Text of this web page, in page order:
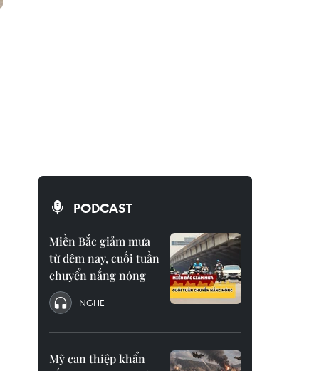
PODCAST
Miền Bắc giảm mưa
từ đêm nay, cuối tuần
chuyển nắng nóng
NGHE
Mỹ can thiệp khẩn